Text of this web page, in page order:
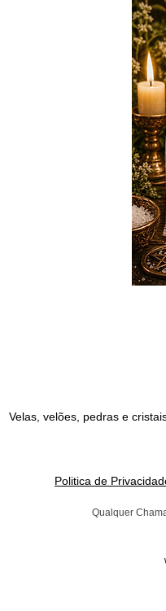
Velas, velões, pedras e
Politica de
Qualquer